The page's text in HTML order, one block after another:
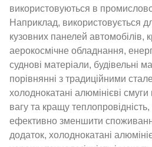
використовуються в
Наприклад, використовується
кузовних панелей автомобілів,
аерокосмічне обладнання,
суднові матеріали, будівельні
порівнянні з традиційними
холоднокатані алюмінієві
вагу та кращу
ефективно зменшити
додаток, холоднокатані